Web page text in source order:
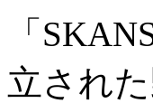
「
立され